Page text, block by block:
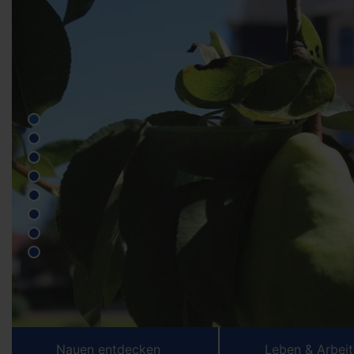
Nauen entdecken Leben &